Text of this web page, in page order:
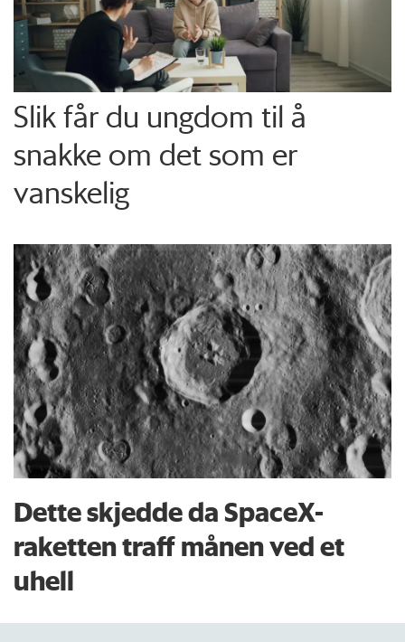
Slik får du ungdom til å
snakke om det som er
vanskelig
Dette skjedde da SpaceX-
raketten traff månen ved et
uhell